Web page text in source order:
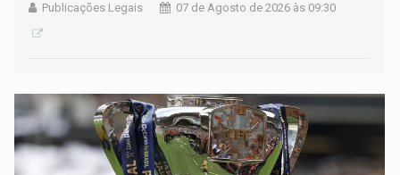
Publicações Legais 07 de Agosto de 2026 às 09:30